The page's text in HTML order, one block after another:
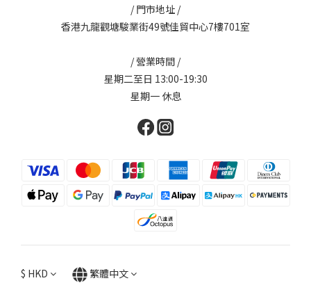
/ 門市地址 /
香港九龍觀塘駿業街49號佳貿中心7樓701室
/ 營業時間 /
星期二至日 13:00-19:30
星期一 休息
$ HKD 繁體中文